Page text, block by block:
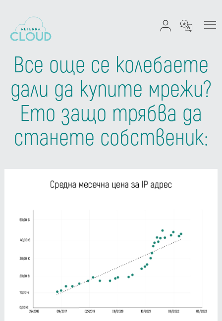
Все още се колебаете
дали да купите мрежи?
Ето защо трябва да
станете собственик: